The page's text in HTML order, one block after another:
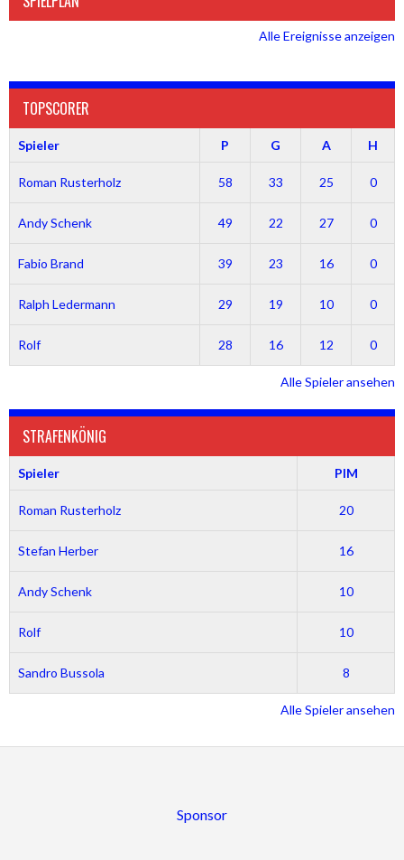
Alle Ereignisse anzeigen
TOPSCORER
Spieler P G A H
Roman Rusterholz 58 33 25 0
Andy Schenk 49 22 27 0
Fabio Brand 39 23 16 0
Ralph Ledermann 29 19 10 0
Rolf 28 16 12 0
Alle Spieler ansehen
STRAFENKÖNIG
Spieler PIM
Roman Rusterholz 20
Stefan Herber 16
Andy Schenk 10
Rolf 10
Sandro Bussola 8
Alle Spieler ansehen
Sponsor